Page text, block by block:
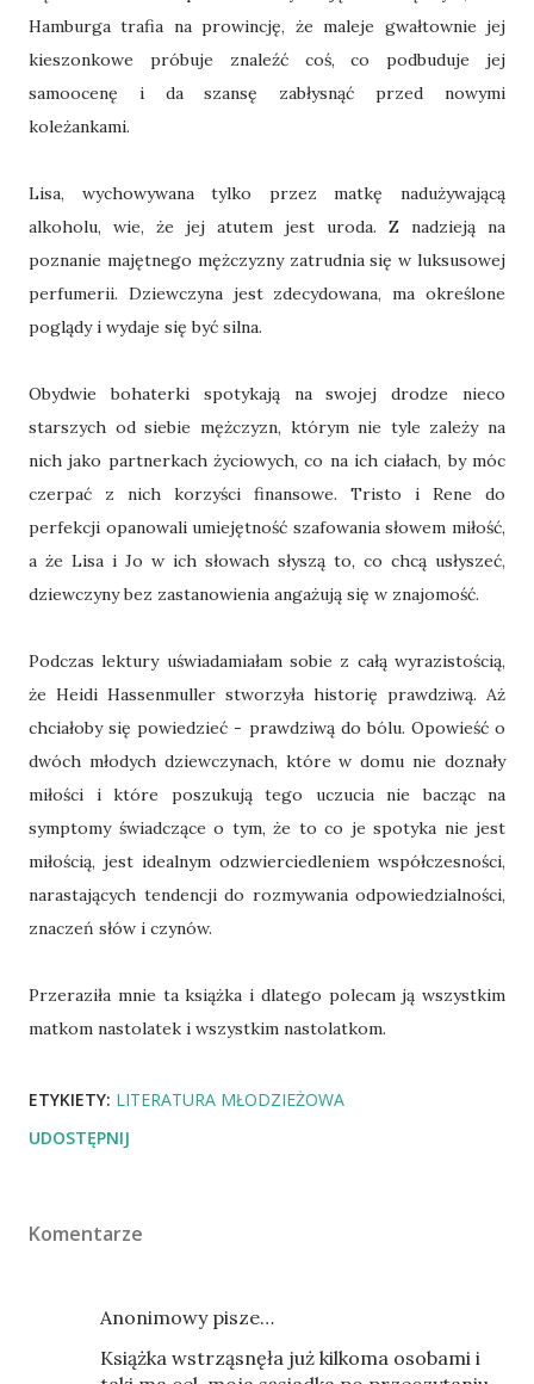
Hamburga trafia na prowincję, że maleje gwałtownie jej
kieszonkowe próbuje znaleźć coś, co podbuduje jej
samoocenę i da szansę zabłysnąć przed nowymi
koleżankami.
Lisa, wychowywana tylko przez matkę nadużywającą
alkoholu, wie, że jej atutem jest uroda. Z nadzieją na
poznanie majętnego mężczyzny zatrudnia się w luksusowej
perfumerii. Dziewczyna jest zdecydowana, ma określone
poglądy i wydaje się być silna.
Obydwie bohaterki spotykają na swojej drodze nieco
starszych od siebie mężczyzn, którym nie tyle zależy na
nich jako partnerkach życiowych, co na ich ciałach, by móc
czerpać z nich korzyści finansowe. Tristo i Rene do
perfekcji opanowali umiejętność szafowania słowem miłość,
a że Lisa i Jo w ich słowach słyszą to, co chcą usłyszeć,
dziewczyny bez zastanowienia angażują się w znajomość.
Podczas lektury uświadamiałam sobie z całą wyrazistością,
że Heidi Hassenmuller stworzyła historię prawdziwą. Aż
chciałoby się powiedzieć - prawdziwą do bólu. Opowieść o
dwóch młodych dziewczynach, które w domu nie doznały
miłości i które poszukują tego uczucia nie bacząc na
symptomy świadczące o tym, że to co je spotyka nie jest
miłością, jest idealnym odzwierciedleniem współczesności,
narastających tendencji do rozmywania odpowiedzialności,
znaczeń słów i czynów.
Przeraziła mnie ta książka i dlatego polecam ją wszystkim
matkom nastolatek i wszystkim nastolatkom.
ETYKIETY: LITERATURA MŁODZIEŻOWA
UDOSTĘPNIJ
Komentarze
Anonimowy pisze…
Książka wstrząsnęła już kilkoma osobami i